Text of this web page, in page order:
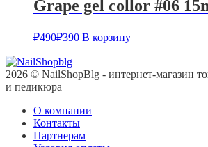
Grape gel collor #06
₽490₽390 В корзину
2026 © NailShopBlg - интернет-магазин
и педикюра
О компании
Контакты
Партнерам